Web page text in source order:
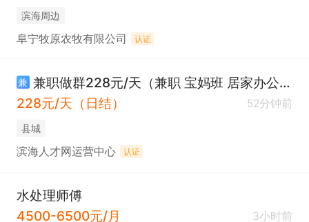
滨海周边
阜宁牧原农牧有限公司 认证
兼
兼职做群228元/天（兼职 宝妈班 居家办公 日结）
228元/天（日结）
52分钟前
县城
滨海人才网运营中心 认证
水处理师傅
4500-6500元/月
3小时前